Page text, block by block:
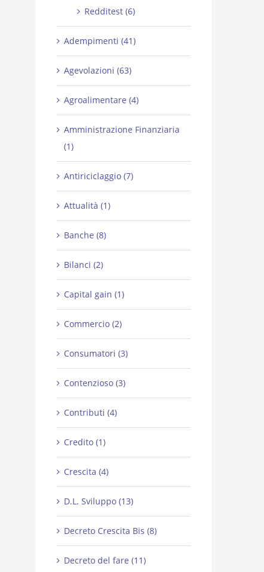
Redditest (6)
Adempimenti (41)
Agevolazioni (63)
Agroalimentare (4)
Amministrazione Finanziaria
(1)
Antiriciclaggio (7)
Attualità (1)
Banche (8)
Bilanci (2)
Capital gain (1)
Commercio (2)
Consumatori (3)
Contenzioso (3)
Contributi (4)
Credito (1)
Crescita (4)
D.L. Sviluppo (13)
Decreto Crescita Bis (8)
Decreto del fare (11)